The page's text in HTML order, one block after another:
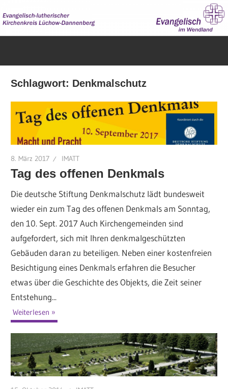
Inhalt
springen
Schlagwort: Denkmalschutz
8. März 2017 IMATT
Tag des offenen Denkmals
Die deutsche Stiftung Denkmalschutz lädt bundesweit
wieder ein zum Tag des offenen Denkmals am Sonntag,
den 10. Sept. 2017 Auch Kirchengemeinden sind
aufgefordert, sich mit Ihren denkmalgeschützten
Gebäuden daran zu beteiligen. Neben einer kostenfreien
Besichtigung eines Denkmals erfahren die Besucher
etwas über die Geschichte des Objekts, die Zeit seiner
Entstehung...
Weiterlesen